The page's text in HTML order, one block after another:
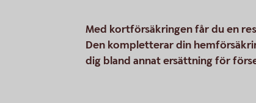
Med kortförsäkringen får du en
Den kompletterar din
dig bland annat ersättning för